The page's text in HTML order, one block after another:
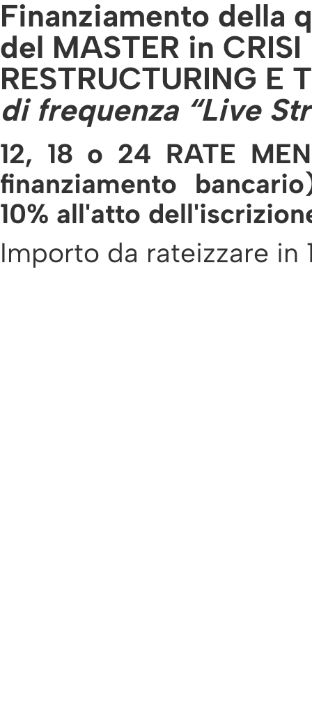
Finanziamento della
del MASTER in
RESTRUCTURING E
di frequenza “Live
12, 18 o 24 RATE
finanziamento
10% all'atto
Importo da rateizzare in